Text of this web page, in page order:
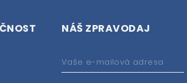
NÁŠ ZPRAVODAJ